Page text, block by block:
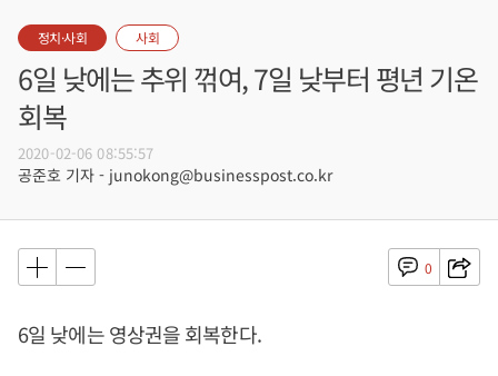
정치·사회 사회
6일 낮에는 추위 꺾여, 7일 낮부터 평년 기온
회복
2020-02-06 08:55:57
공준호 기자 - junokong@businesspost.co.kr
0
6일 낮에는 영상권을 회복한다.